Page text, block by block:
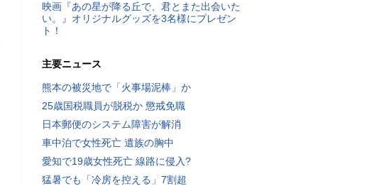
映画『あの星が降る丘で、君とまた出会いた
い。』オリジナルグッズを3名様にプレゼン
ト！
主要ニュース
熊本の被災地で「火事場泥棒」か
25歳国税職員が脱税か 懲戒免職
日本郵便のシステム障害が解消
車中泊で女性死亡 遺族の胸中
愛知で19歳女性死亡 線路に侵入?
猛暑でも「冷房を控える」7割超